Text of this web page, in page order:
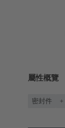
屬性概覽
密封件 +